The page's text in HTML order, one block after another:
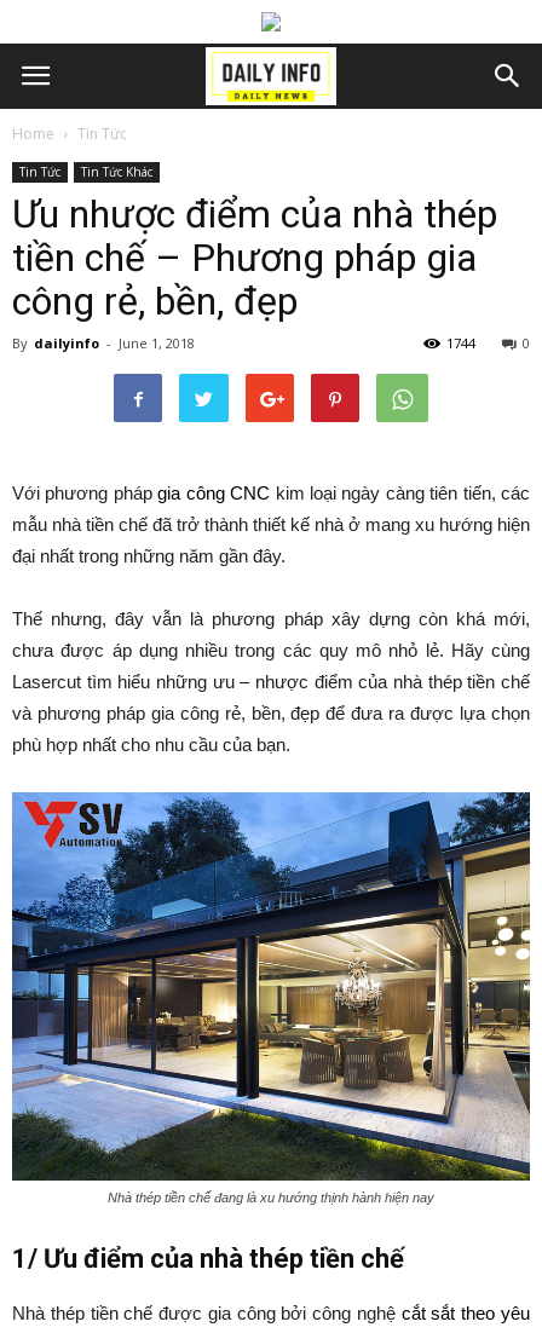
Home Tin Tức
Tin Tức Tin Tức Khác
Ưu nhược điểm của nhà thép
tiền chế – Phương pháp gia
công rẻ, bền, đẹp
By dailyinfo - June 1, 2018 0
1744
Với phương phápgia công CNC kim loại ngày càng tiên tiến, các
mẫu nhà tiền chế đã trở thành thiết kế nhà ở mang xu hướng hiện
đại nhất trong những năm gần đây.
Thế nhưng, đây vẫn là phương pháp xây dựng còn khá mới,
chưa được áp dụng nhiều trong các quy mô nhỏ lẻ. Hãy cùng
Lasercut tìm hiểu những ưu – nhược điểm của nhà thép tiền chế
và phương pháp gia công rẻ, bền, đẹp để đưa ra được lựa chọn
phù hợp nhất cho nhu cầu của bạn.
Nhà thép tiền chế đang là xu hướng thịnh hành hiện nay
1/ Ưu điểm của nhà thép tiền chế
Nhà thép tiền chế được gia công bởi công nghệ cắt sắt theo yêu